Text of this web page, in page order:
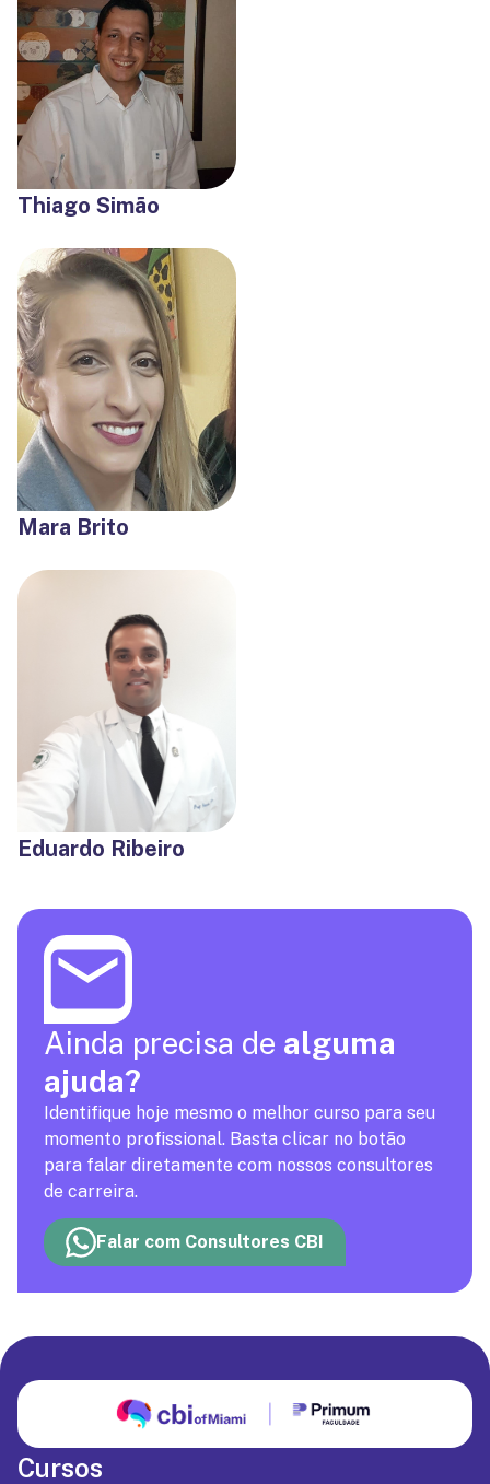
Thiago Simão
Mara Brito
Eduardo Ribeiro
Ainda precisa de alguma
ajuda?
Identifique hoje mesmo o melhor curso para seu
momento profissional. Basta clicar no botão
para falar diretamente com nossos consultores
de carreira.
Falar com Consultores CBI
Cursos